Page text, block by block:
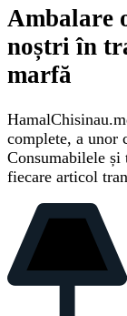
Ambalare
noștri în
marfă
complete, a unor
Consumabilele și
fiecare articol